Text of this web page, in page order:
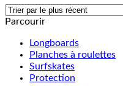
Parcourir
Longboards
Planches à roulettes
Surfskates
Protection